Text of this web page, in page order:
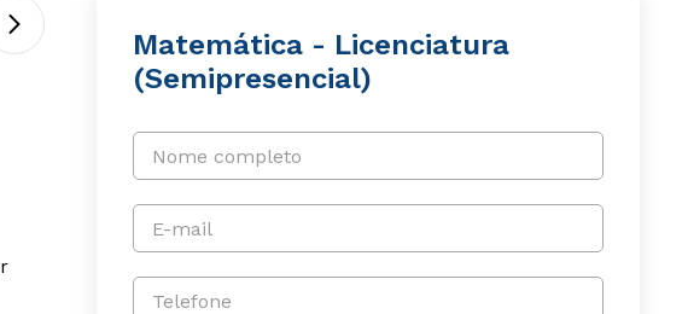
Matemática - Licenciatura
(Semipresencial)
Nome completo
E-mail
Telefone